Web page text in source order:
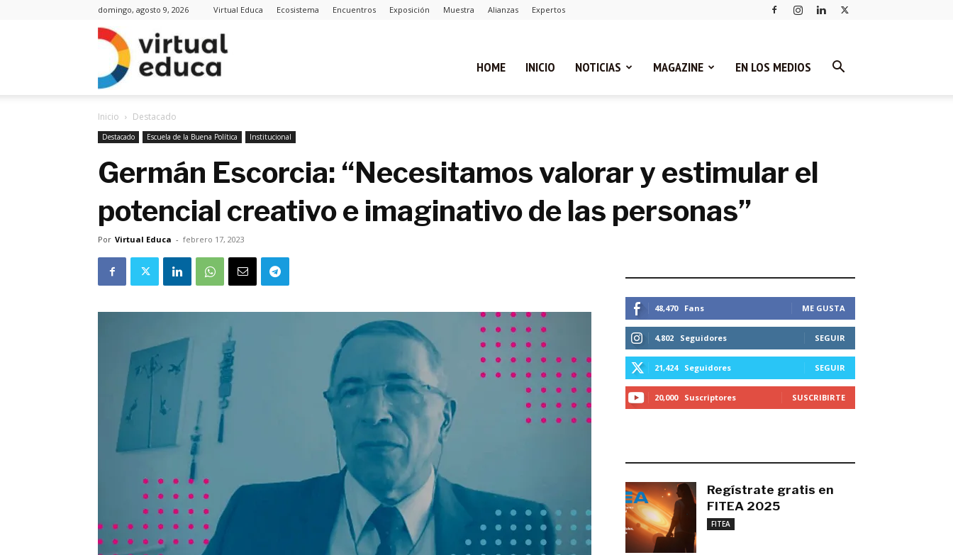
domingo, agosto 9, 2026 Virtual Educa Ecosistema Encuentros Exposición Muestra Alianzas Expertos
Educa
Noticias
HOME INICIO NOTICIAS MAGAZINE EN LOS MEDIOS
Inicio Destacado
Destacado Escuela de la Buena Política Institucional
Germán Escorcia: “Necesitamos valorar y estimular el
potencial creativo e imaginativo de las personas”
Por Virtual Educa - febrero 17, 2023
48,470 Fans ME GUSTA
4,802 Seguidores SEGUIR
21,424 Seguidores SEGUIR
20,000 Suscriptores SUSCRIBIRTE
Regístrate gratis en
FITEA 2025
FITEA